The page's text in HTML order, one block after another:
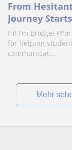
From
Journey
English Tutor
Hi! I’m Bridget
for helping
communicati...
Mehr